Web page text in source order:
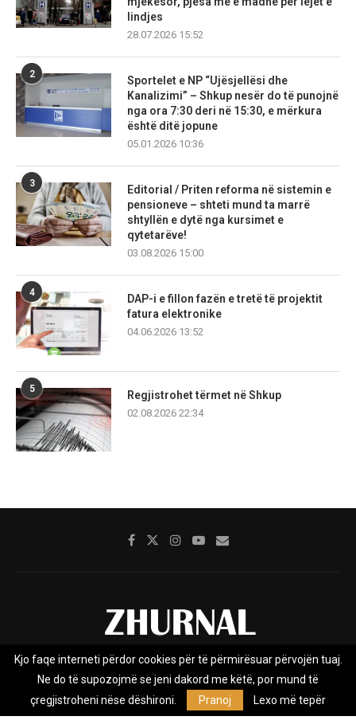
lindjes
28.07.2026 15:52
2
Sportelet e NP “Ujësjellësi dhe
Kanalizimi” – Shkup nesër do të punojnë
nga ora 7:30 deri në 15:30, e mërkura
është ditë jopune
05.01.2026 10:36
3
Editorial / Priten reforma në sistemin e
pensioneve – shteti mund ta marrë
shtyllën e dytë nga kursimet e
qytetarëve!
03.08.2026 15:00
4
DAP-i e fillon fazën e tretë të projektit
fatura elektronike
04.06.2026 13:52
5
Regjistrohet tërmet në Shkup
02.08.2026 22:34
Rreth nesh Impresumi Marketing
Privacy Policy
Zhurnal.mk është Agjenci e Lajmeve e pavarur, e themeluar në vitin
Kjo faqe interneti përdor cookies për të përmirësuar përvojën tuaj.
Ne do të supozojmë se jeni dakord me këtë, por mund të
çregjistroheni nëse dëshironi.
Pranoj Lexo më tepër